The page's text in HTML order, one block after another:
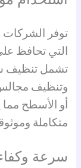
توفر
التي تحافظ
تشمل تنظيف
وتنظيف مجالس
أو الأسطح
متكاملة
سرعة